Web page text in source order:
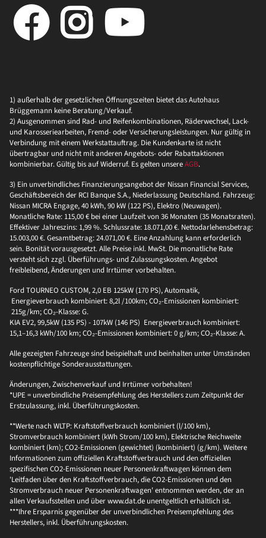
1) außerhalb der gesetzlichen Öffnungszeiten bietet das Autohaus
Brüggemann keine Beratung/Verkauf.
2) Ausgenommen sind Rad- und Reifenkombinationen, Räderwechsel, Lack-
und Karosseriearbeiten, Fremd- oder Versicherungsleistungen. Nur gültig in
Verbindung mit einem Werkstattauftrag. Die Kundenkarte ist nicht
übertragbar und nicht mit anderen Angebots- oder Rabattaktionen
kombinierbar. Gültig bis auf Widerruf. Es gelten unsereAGB.
3) Ein unverbindliches Finanzierungsangebot der Nissan Financial Services,
Geschäftsbereich der RCI Banque S.A., Niederlassung Deutschland. Fahrzeug:
Nissan MICRA Engage, 40 kWh, 90 kW (122 PS), Elektro (Neuwagen).
Monatliche Rate: 115,00 € bei einer Laufzeit von 36 Monaten (35 Monatsraten).
Effektiver Jahreszins: 1,99 %. Schlussrate: 18.071,00 €. Nettodarlehensbetrag:
15.003,00 €. Gesamtbetrag: 24.071,00 €. Eine Anzahlung kann erforderlich
sein. Bonität vorausgesetzt. Alle Preise inkl. MwSt. Die monatliche Rate
versteht sich zzgl. Überführungs- und Zulassungskosten. Angebot
freibleibend, Änderungen und Irrtümer vorbehalten.
Ford TOURNEO CUSTOM, 2,0 EB 125kW (170 PS), Automatik,
Energieverbrauch kombiniert: 8,2l /100km; CO₂-Emissionen kombiniert:
215g/km; CO₂-Klasse: G.
KIA EV2, 99,5kW (135 PS) - 107kW (146 PS) Energieverbrauch kombiniert:
15,1–16,3 kWh/100 km; CO₂-Emissionen kombiniert: 0 g/km; CO₂-Klasse: A.
Alle gezeigten Fahrzeuge sind beispielhaft und beinhalten unter Umständen
kostenpflichtige Sonderausstattungen.
Änderungen, Zwischenverkauf und Irrtümer vorbehalten!
*UPE = unverbindliche Preisempfehlung des Herstellers zum Zeitpunkt der
Erstzulassung, inkl. Überführungskosten.
**Werte nach WLTP: Kraftstoffverbrauch kombiniert (l/100 km),
Stromverbrauch kombiniert (kWh Strom/100 km), Elektrische Reichweite
kombiniert (km); CO2-Emissionen (gewichtet) (kombiniert) (g/km). Weitere
Informationen zum offiziellen Kraftstoffverbrauch und den offiziellen
spezifischen CO2-Emissionen neuer Personenkraftwagen können dem
'Leitfaden über den Kraftstoffverbrauch, die CO2-Emissionen und den
Stromverbrauch neuer Personenkraftwagen' entnommen werden, der an
allen Verkaufsstellen und über www.dat.de unentgeltlich erhältlich ist.
***Ihre Ersparnis gegenüber der unverbindlichen Preisempfehlung des
Herstellers, inkl. Überführungskosten.